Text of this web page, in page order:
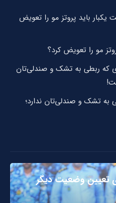
یکبار باید پروتز مو را تعویض
مو را تعویض کرد؟
که ربطی به تشک و صندلی‌تان
به تشک و صندلی‌تان ندارد؛
تعیین وضعیت دیگر